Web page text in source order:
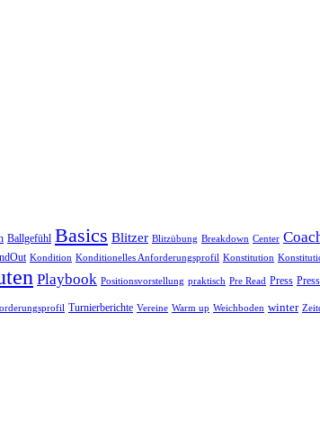
Ballgefühl Basics Blitzer Blitzübung Breakdown Center
Kondition Konditionelles Anforderungsprofil Konstitution
Playbook Positionsvorstellung praktisch Pre Read Press
Turnierberichte Vereine Warm up Weichboden winter